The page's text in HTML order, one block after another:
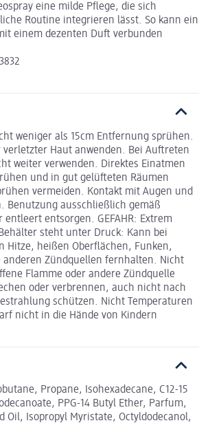
eine milde Pflege, die sich
Routine integrieren lässt. So kann ein
einem dezenten Duft verbunden
weniger als 15cm Entfernung sprühen.
Haut anwenden. Bei Auftreten
weiter verwenden. Direktes Einatmen
und in gut gelüfteten Räumen
vermeiden. Kontakt mit Augen und
Benutzung ausschließlich gemäß
entleert entsorgen. GEFAHR: Extrem
steht unter Druck: Kann bei
Hitze, heißen Oberflächen, Funken,
anderen Zündquellen fernhalten. Nicht
Flamme oder andere Zündquelle
oder verbrennen, auch nicht nach
schützen. Nicht Temperaturen
nicht in die Hände von Kindern
Propane, Isohexadecane, C12-15
PPG-14 Butyl Ether, Parfum,
Oil, Isopropyl Myristate, Octyldodecanol,